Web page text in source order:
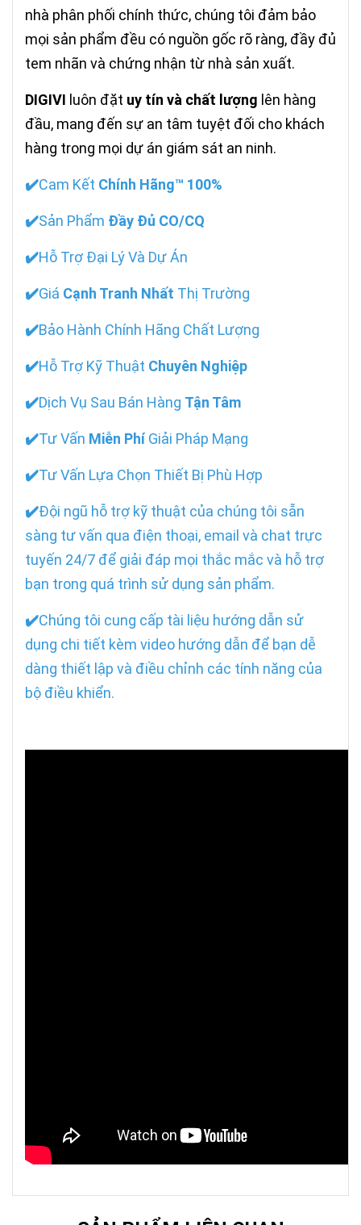
nhà phân phối chính thức, chúng tôi đảm bảo
mọi sản phẩm đều có nguồn gốc rõ ràng, đầy đủ
tem nhãn và chứng nhận từ nhà sản xuất.
DIGIVI luôn đặt uy tín và chất lượng lên hàng
đầu, mang đến sự an tâm tuyệt đối cho khách
hàng trong mọi dự án giám sát an ninh.
✔️Cam Kết Chính Hãng™ 100%
✔️Sản Phẩm Đầy Đủ CO/CQ
✔️Hỗ Trợ Đại Lý Và Dự Án
✔️Giá Cạnh Tranh Nhất Thị Trường
✔️Bảo Hành Chính Hãng Chất Lượng
✔️Hỗ Trợ Kỹ Thuật Chuyên Nghiệp
✔️Dịch Vụ Sau Bán Hàng Tận Tâm
✔️Tư Vấn Miễn PhíGiải Pháp Mạng
✔️Tư Vấn Lựa Chọn Thiết Bị Phù Hợp
✔️Đội ngũ hỗ trợ kỹ thuật của chúng tôi sẵn
sàng tư vấn qua điện thoại, email và chat trực
tuyến 24/7 để giải đáp mọi thắc mắc và hỗ trợ
bạn trong quá trình sử dụng sản phẩm.
✔️Chúng tôi cung cấp tài liệu hướng dẫn sử
dụng chi tiết kèm video hướng dẫn để bạn dễ
dàng thiết lập và điều chỉnh các tính năng của
bộ điều khiển.